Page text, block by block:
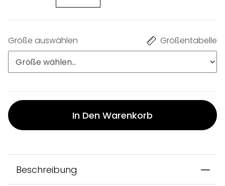
Größe auswählen Größentabelle
In Den Warenkorb
Beschreibung